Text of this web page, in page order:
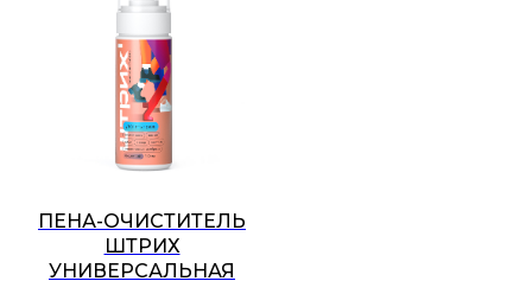
ПЕНА-ОЧИСТИТЕЛЬ
ШТРИХ
УНИВЕРСАЛЬНАЯ